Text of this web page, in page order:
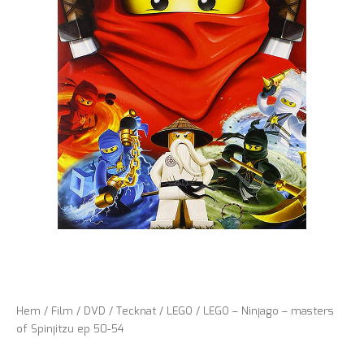
Hem / Film / DVD /Tecknat/ LEGO / LEGO – Ninjago – masters
of Spinjitzu ep 50-54